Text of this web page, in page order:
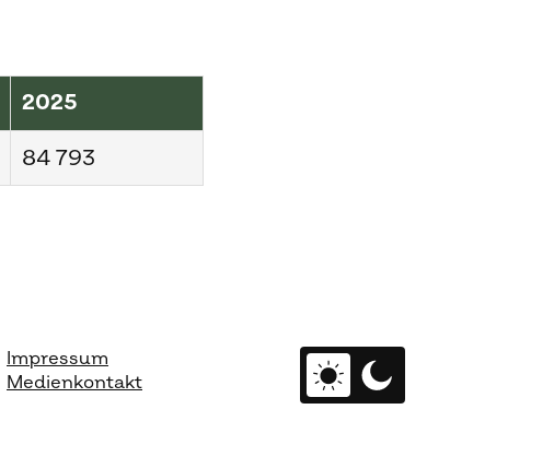
2025
84 793
Impressum
Medienkontakt
In den dunklen Modus